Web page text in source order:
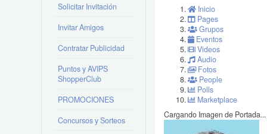
Inicio
Pages
Grupos
Eventos
Videos
Audio
Fotos
People
Polls
Marketplace
Cargando Imagen de Portada...
Solicitar Invitación
Invitar Amigos
Contratar Publicidad
Puntos y AVIPS
ShopperClub
PROMOCIONES
Concursos y Sorteos